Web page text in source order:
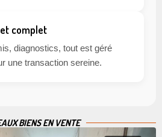
complet
diagnostics, tout est géré
une transaction sereine.
BIENS EN VENTE